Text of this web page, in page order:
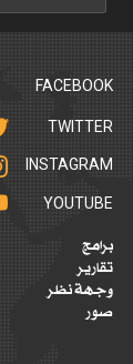
FACEBOOK
TWITTER
INSTAGRAM
YOUTUBE
برامج
تقارير
وجهة نظر
صور